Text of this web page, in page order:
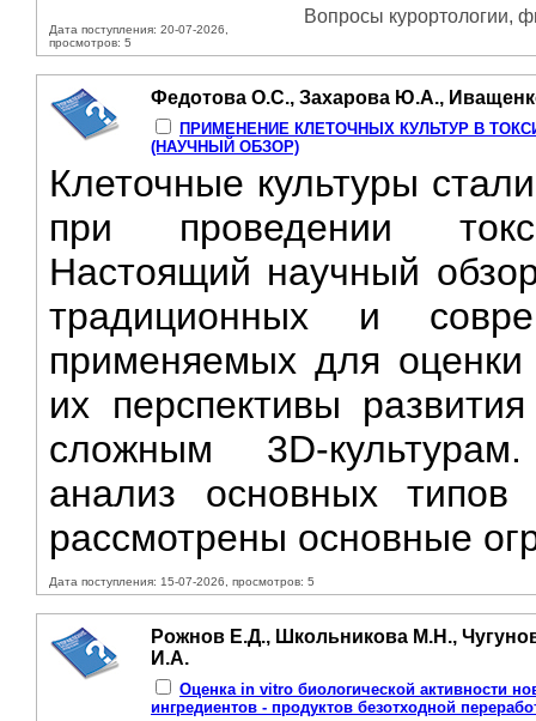
Дата поступления: 20-07-2026,
просмотров: 5
Вопросы курортологии,
Федотова О.С., Захарова Ю.А.,
ПРИМЕНЕНИЕ КЛЕТОЧНЫХ КУЛЬТУР B
(НАУЧНЫЙ ОБЗОР)
Клеточные культуры
при проведении
Настоящий научный
традиционных и
применяемых для оценки
их перспективы
сложным 3D-
анализ основных
рассмотрены основные
Дата поступления: 15-07-2026, просмотров: 5
Рожнов Е.Д., Школьникова М.Н.,
И.А.
Оценка in vitro биологической активности
ингредиентов - продуктов безотходной